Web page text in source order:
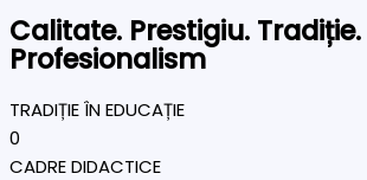
Calitate. Prestigiu. Tradiție.
Profesionalism
TRADIȚIE ÎN EDUCAȚIE
0
CADRE DIDACTICE